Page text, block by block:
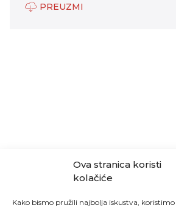
Ova stranica koristi
kolačiće
Kako bismo pružili najbolja iskustva,
PREUZMI